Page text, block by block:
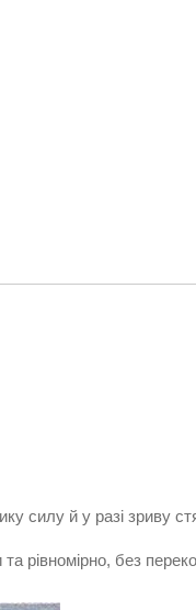
силу й у разі зриву
рівномірно, без